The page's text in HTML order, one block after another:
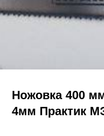
Ножовка 400
4мм Практик